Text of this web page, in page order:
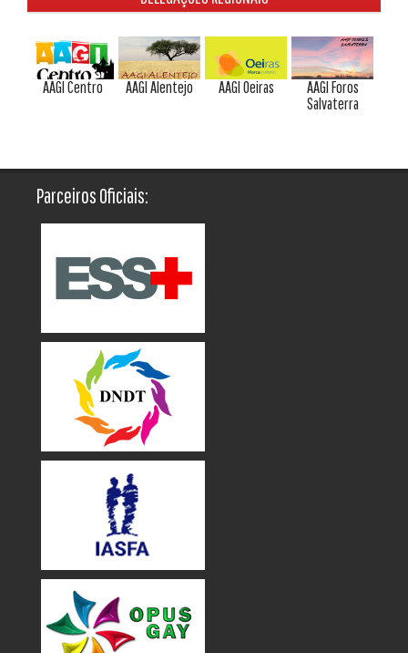
AAGI Centro AAGI Alentejo AAGI Oeiras
AAGI Foros
Salvaterra
Parceiros Oficiais: